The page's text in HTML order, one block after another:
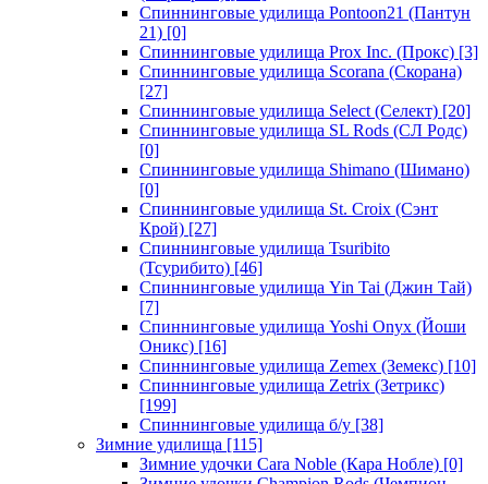
Спиннинговые удилища Pontoon21 (Пантун
21) [0]
Спиннинговые удилища Prox Inc. (Прокс) [3]
Спиннинговые удилища Scorana (Скорана)
[27]
Спиннинговые удилища Select (Селект) [20]
Спиннинговые удилища SL Rods (СЛ Родс)
[0]
Спиннинговые удилища Shimano (Шимано)
[0]
Спиннинговые удилища St. Croix (Сэнт
Крой) [27]
Спиннинговые удилища Tsuribito
(Тсурибито) [46]
Спиннинговые удилища Yin Tai (Джин Тай)
[7]
Спиннинговые удилища Yoshi Onyx (Йоши
Оникс) [16]
Спиннинговые удилища Zemex (Земекс) [10]
Спиннинговые удилища Zetrix (Зетрикс)
[199]
Спиннинговые удилища б/у [38]
Зимние удилища [115]
Зимние удочки Cara Noble (Кара Нобле) [0]